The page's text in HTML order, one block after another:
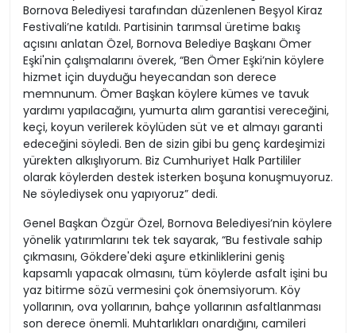
Bornova Belediyesi tarafından düzenlenen Beşyol Kiraz
Festivali’ne katıldı. Partisinin tarımsal üretime bakış
açısını anlatan Özel, Bornova Belediye Başkanı Ömer
Eşki'nin çalışmalarını överek, “Ben Ömer Eşki’nin köylere
hizmet için duyduğu heyecandan son derece
memnunum. Ömer Başkan köylere kümes ve tavuk
yardımı yapılacağını, yumurta alım garantisi vereceğini,
keçi, koyun verilerek köylüden süt ve et almayı garanti
edeceğini söyledi. Ben de sizin gibi bu genç kardeşimizi
yürekten alkışlıyorum. Biz Cumhuriyet Halk Partililer
olarak köylerden destek isterken boşuna konuşmuyoruz.
Ne söylediysek onu yapıyoruz” dedi.
Genel Başkan Özgür Özel, Bornova Belediyesi’nin köylere
yönelik yatırımlarını tek tek sayarak, “Bu festivale sahip
çıkmasını, Gökdere'deki aşure etkinliklerini geniş
kapsamlı yapacak olmasını, tüm köylerde asfalt işini bu
yaz bitirme sözü vermesini çok önemsiyorum. Köy
yollarının, ova yollarının, bahçe yollarının asfaltlanması
son derece önemli. Muhtarlıkları onardığını, camileri